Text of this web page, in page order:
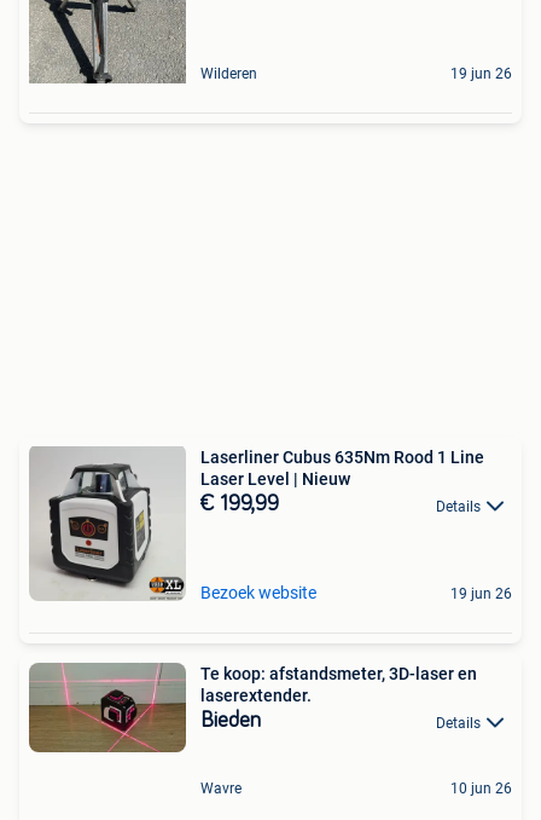
Wilderen 19 jun 26
Laserliner Cubus 635Nm Rood 1 Line
Laser Level | Nieuw
€ 199,99 Details
Bezoek website 19 jun 26
Te koop: afstandsmeter, 3D-laser en
laserextender.
Bieden Details
Wavre 10 jun 26